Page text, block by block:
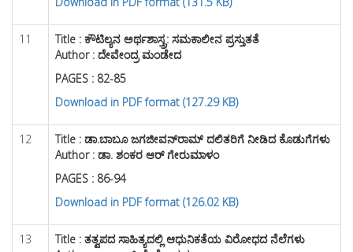
11 Title : ಕೌಟಿಲ್ಯನ ಅರ್ಥಶಾಸ್ತ್ರ: ಸಮಕಾಲೀನ ಪ್ರಸ್ತುತತೆ
Author : ದೇವೇಂದ್ರ ಮಂಡೇದ
PAGES : 82-85
Download in PDF format (127.29 KB)
12 Title : ಡಾ.ಬಾಬೂ ಜಗಜೀವನ್‌ರಾಮ್ ದಲಿತರಿಗೆ ನೀಡಿದ ಕೊಡುಗೆಗಳು
Author : ಡಾ. ಶಂಕರ ಆರ್ ಗೇರುಮಾಳಂ
PAGES : 86-94
Download in PDF format (126.02 KB)
13 Title : ತತ್ವಪದ ಸಾಹಿತ್ಯದಲ್ಲಿ ಆಧುನಿಕತೆಯ ವಿರೋಧದ ನೆಲೆಗಳು